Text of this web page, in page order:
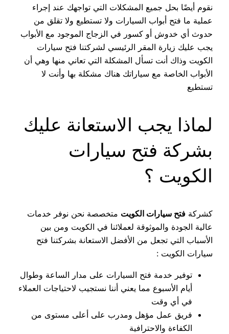
نقوم أيضًا بحل جميع المشكلات التي تواجهك عند إجراء
عملية ما فتح أبواب السيارات ولا تستطيع ولا تقلق من
حدوث أي خدوش أو كسور في الزجاج الموجود مع الأبواب
يجب عليك زيارة المقر الرئيسي لشركتنا فتح سيارات
الكويت وذاك أنت تسأل المشكلة التي تعاني منها وهي أن
الأبواب الخاصة مع سياراتك هناك مشكلة بها وأنت لا
تستطيع
لماذا يجب الاستعانة عليك
بشركة فتح سيارات
الكويت ؟
كشركة فتح سيارات الكويت متخصصة نحن نوفر خدمات
عالية الجودة والموثوقة لعملائنا في الكويت ومن بين
الأسباب التي تجعل من الأفضل الاستعانة بشركتنا فتح
سيارات الكويت :
توفير خدمة فتح السيارات على مدار الساعة وطوال
أيام الأسبوع مما يعني أننا نستجيب لاحتياجات العملاء
في أي وقت
فريق عمل مؤهل ومدرب على أعلى مستوى من
الكفاءة والاحترافية